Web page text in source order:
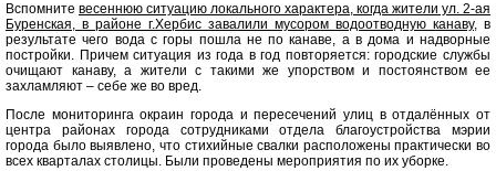
Вспомните весеннюю ситуацию локального характера, когда жители ул. 2-ая
Буренская, в районе г.Хербис завалили мусором водоотводную канаву, в
результате чего вода с горы пошла не по канаве, а в дома и надворные
постройки. Причем ситуация из года в год повторяется: городские службы
очищают канаву, а жители с такими же упорством и постоянством ее
захламляют – себе же во вред.
После мониторинга окраин города и пересечений улиц в отдалённых от
центра районах города сотрудниками отдела благоустройства мэрии
города было выявлено, что стихийные свалки расположены практически во
всех кварталах столицы. Были проведены мероприятия по их уборке.